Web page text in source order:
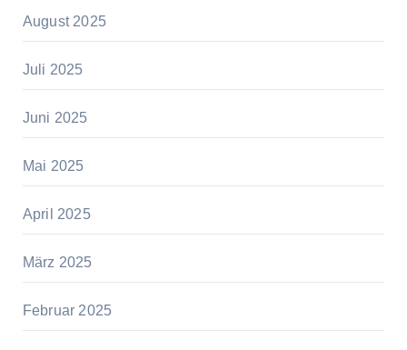
August 2025
Juli 2025
Juni 2025
Mai 2025
April 2025
März 2025
Februar 2025